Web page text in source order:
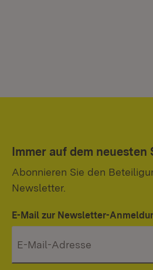
Immer auf dem neuesten
Abonnieren Sie den
Newsletter.
E-Mail zur Newsletter-